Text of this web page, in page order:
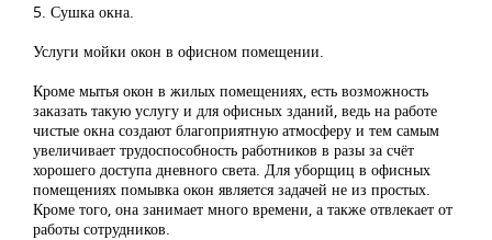
5. Сушка окна.
Услуги мойки окон в офисном помещении.
Кроме мытья окон в жилых помещениях, есть возможность
заказать такую услугу и для офисных зданий, ведь на работе
чистые окна создают благоприятную атмосферу и тем самым
увеличивает трудоспособность работников в разы за счёт
хорошего доступа дневного света. Для уборщиц в офисных
помещениях помывка окон является задачей не из простых.
Кроме того, она занимает много времени, а также отвлекает от
работы сотрудников.